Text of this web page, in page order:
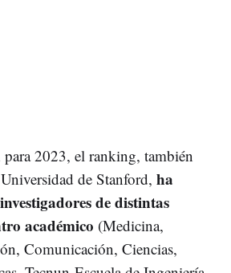
2023, el ranking, también
de Stanford, ha
de distintas
académico (Medicina,
Comunicación, Ciencias,